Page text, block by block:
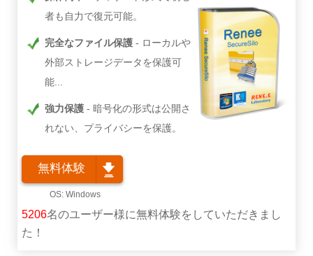
者も自力で復元可能。
完全なファイル保護
ローカルや
外部ストレージデータを保護可
能...
強力保護
暗号化の形式は公開さ
れない、プライバシーを保護。
無料体験
5206名のユーザー様に無料体験をしていただきまし
た！